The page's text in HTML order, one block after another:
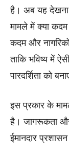
है। अब यह देखना
मामले में क्या
कदम और
ताकि भविष्य में
पारदर्शिता को
इस प्रकार के
है। जागरूकता
ईमानदार